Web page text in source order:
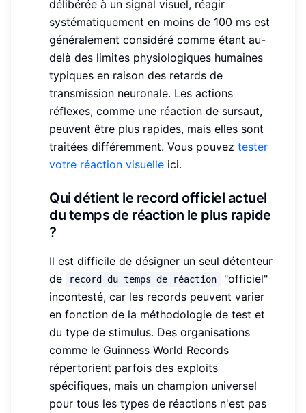
délibérée à un signal visuel, réagir
systématiquement en moins de 100 ms est
généralement considéré comme étant au-
delà des limites physiologiques humaines
typiques en raison des retards de
transmission neuronale. Les actions
réflexes, comme une réaction de sursaut,
peuvent être plus rapides, mais elles sont
traitées différemment. Vous pouvez tester
votre réaction visuelle ici.
Qui détient le record officiel actuel
du temps de réaction le plus rapide
?
Il est difficile de désigner un seul détenteur
de
record du temps de réaction
"officiel"
incontesté, car les records peuvent varier
en fonction de la méthodologie de test et
du type de stimulus. Des organisations
comme le Guinness World Records
répertorient parfois des exploits
spécifiques, mais un champion universel
pour tous les types de réactions n'est pas